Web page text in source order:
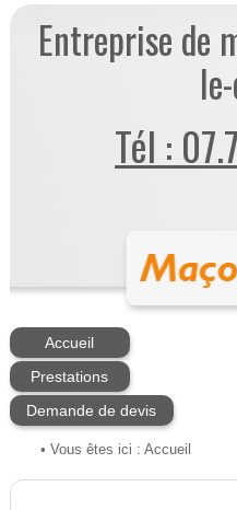
Entreprise de
Tél :
Accueil
Prestations
Demande de devis
• Vous êtes ici : Accueil